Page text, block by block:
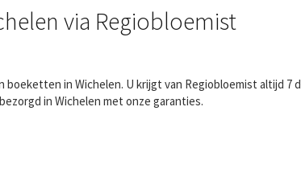
via Regiobloemist
in Wichelen. U krijgt van Regiobloemist altijd 7
in Wichelen met onze garanties.